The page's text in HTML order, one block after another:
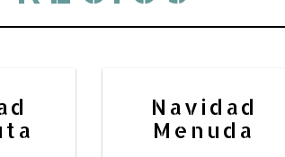
Navidad
Menuda